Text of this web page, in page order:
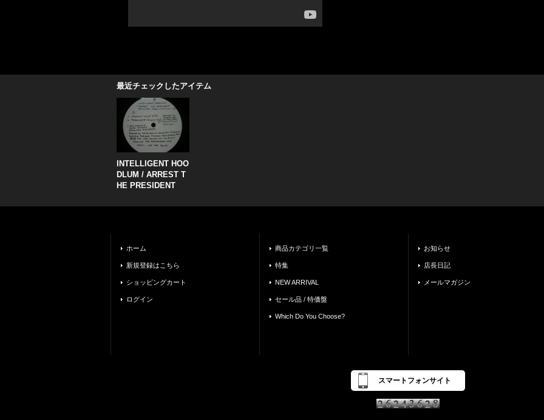
最近チェックしたアイテム
INTELLIGENT HOO
DLUM / ARREST T
HE PRESIDENT
ホーム
新規登録はこちら
ショッピングカート
ログイン
商品カテゴリ一覧
特集
NEW ARRIVAL
セール品 / 特価盤
Which Do You Choose?
お知らせ
店長日記
メールマガジン
スマートフォンサイト